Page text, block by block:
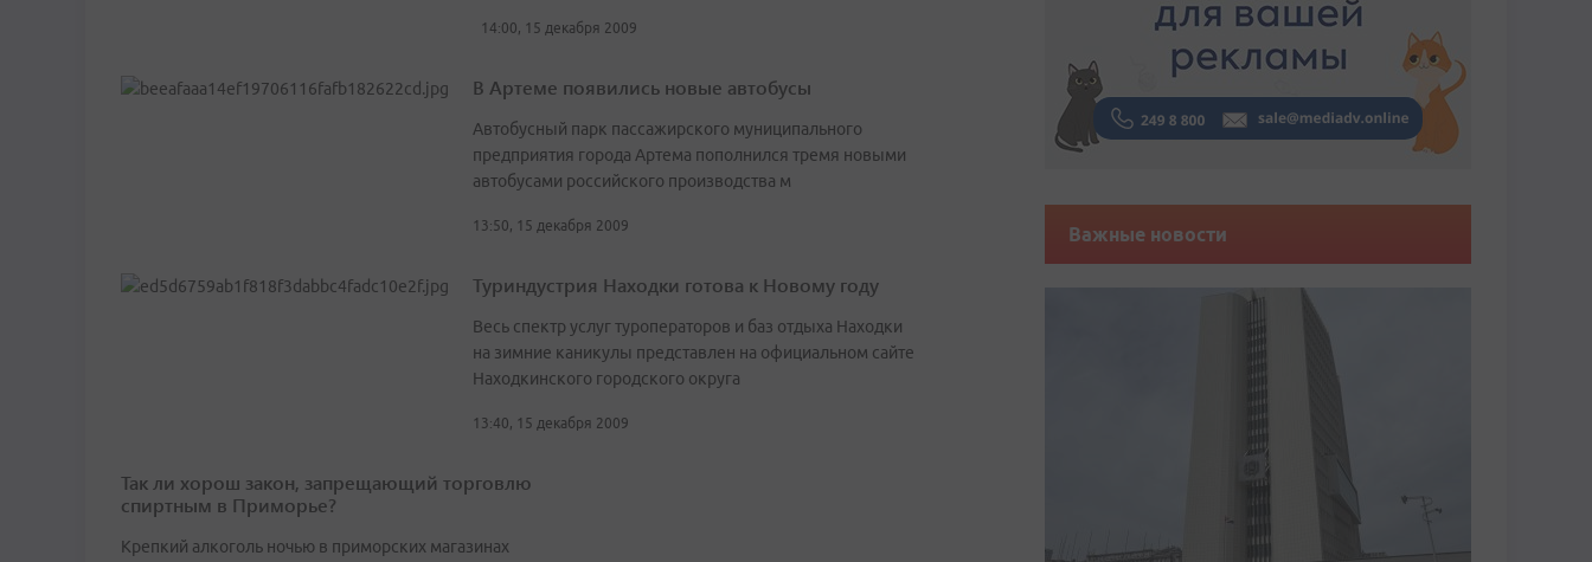
14:00, 15 декабря 2009
В Артеме появились новые автобусы
Автобусный парк пассажирского муниципального
предприятия города Артема пополнился тремя новыми
автобусами российского производства м
13:50, 15 декабря 2009
Туриндустрия Находки готова к Новому году
Весь спектр услуг туроператоров и баз отдыха Находки
на зимние каникулы представлен на официальном сайте
Находкинского городского округа
13:40, 15 декабря 2009
Так ли хорош закон, запрещающий торговлю
спиртным в Приморье?
Крепкий алкоголь ночью в приморских магазинах
Важные новости